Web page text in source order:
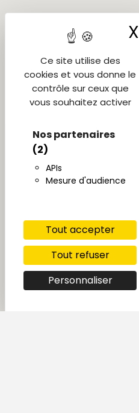
Ce site utilise des
cookies et vous donne le
contrôle sur ceux que
vous souhaitez activer
Nos partenaires
(2)
APIs
Mesure d'audience
Tout accepter
Tout refuser
Personnaliser
X